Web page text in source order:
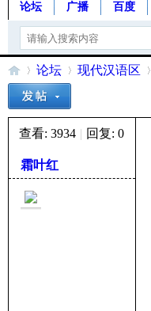
论坛 广播 百度
湘»
论坛
›
现代汉语区
查看: 3934 | 回复: 0
霜叶红